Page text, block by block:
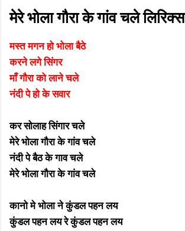
मेरे भोला गौरा के गांव चले लिरिक्स
मस्त मगन हो भोला बैठे
करने लगे सिंगर
माँ गौरा को लाने चले
नंदी पे हो के सवार
कर सोलाह सिंगार चले
मेरे भोला गौरा के गांव चले
नंदी पे बैठ के गाव चले
मेरे भोला गौरा के गांव चले
कानो मे भोला ने कुंडल पहन लय
कुंडल पहन लय रे कुंडल पहन लय